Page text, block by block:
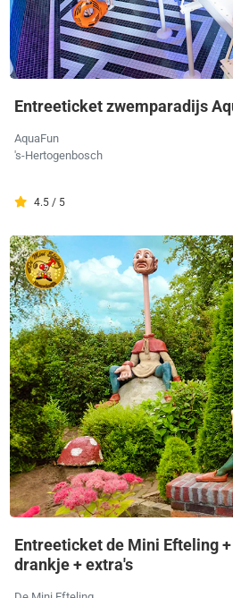
Entreeticket zwemparadijs
AquaFun
's-Hertogenbosch
4.5 / 5
Entreeticket de Mini Efteling
drankje + extra's